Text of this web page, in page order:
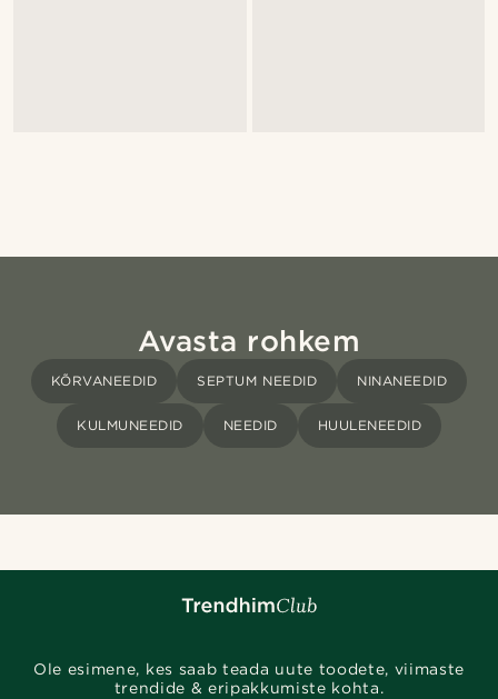
Avasta rohkem
KÕRVANEEDID SEPTUM NEEDID NINANEEDID
KULMUNEEDID NEEDID HUULENEEDID
Ole esimene, kes saab teada uute toodete, viimaste
trendide & eripakkumiste kohta.